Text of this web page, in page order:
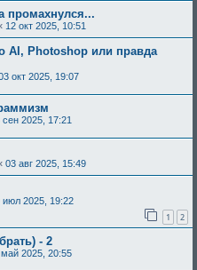
промахнулся...
12 окт 2025, 10:51
AI, Photoshop или правда
окт 2025, 19:07
сен 2025, 17:21
03 авг 2025, 15:49
июл 2025, 19:22
1 2
- 2
2025, 20:55